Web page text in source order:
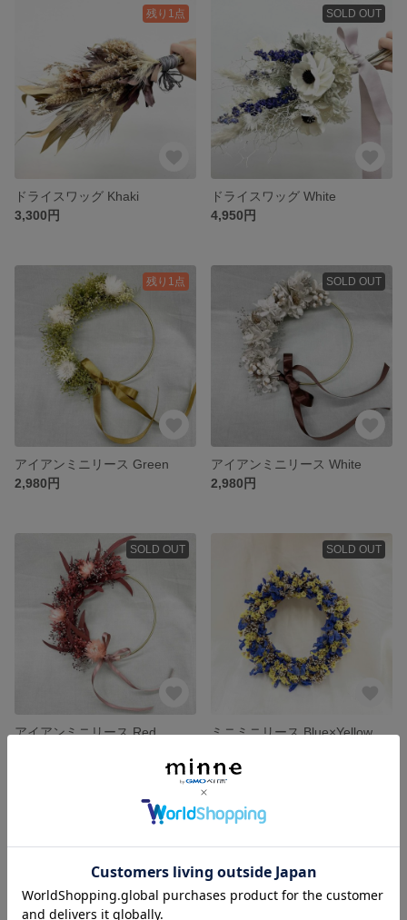
残り1点
ドライスワッグ Khaki
3,300円
SOLD OUT
ドライスワッグ White
4,950円
残り1点
アイアンミニリース Green
2,980円
SOLD OUT
アイアンミニリース White
2,980円
SOLD OUT
アイアンミニリース Red
SOLD OUT
ミニミニリース Blue×Yellow
SOLD OUT